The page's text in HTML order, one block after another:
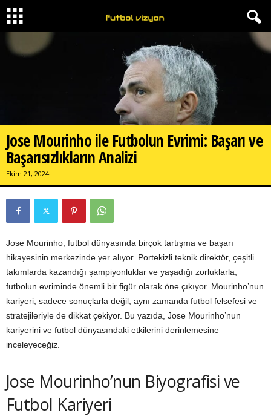
Jose Mourinho ile Futbolun Evrimi: Başarı ve
Başarısızlıkların Analizi
Ekim 21, 2024
Jose Mourinho, futbol dünyasında birçok tartışma ve başarı
hikayesinin merkezinde yer alıyor. Portekizli teknik direktör, çeşitli
takımlarda kazandığı şampiyonluklar ve yaşadığı zorluklarla,
futbolun evriminde önemli bir figür olarak öne çıkıyor. Mourinho’nun
kariyeri, sadece sonuçlarla değil, aynı zamanda futbol felsefesi ve
stratejileriyle de dikkat çekiyor. Bu yazıda, Jose Mourinho’nun
kariyerini ve futbol dünyasındaki etkilerini derinlemesine
inceleyeceğiz.
Jose Mourinho’nun Biyografisi ve
Futbol Kariyeri